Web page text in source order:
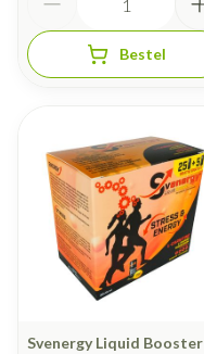
Bestel
Svenergy Liquid Booster